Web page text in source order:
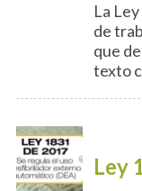
La
de
que
texto
Ley